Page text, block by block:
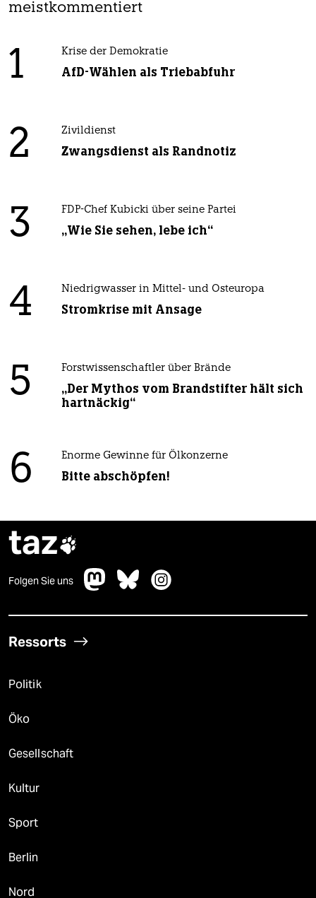
meistkommentiert
1 Krise der Demokratie
AfD-Wählen als Triebabfuhr
2 Zivildienst
Zwangsdienst als Randnotiz
3 FDP-Chef Kubicki über seine Partei
„Wie Sie sehen, lebe ich“
4 Niedrigwasser in Mittel- und Osteuropa
Stromkrise mit Ansage
5 Forstwissenschaftler über Brände
„Der Mythos vom Brandstifter hält sich
hartnäckig“
6 Enorme Gewinne für Ölkonzerne
Bitte abschöpfen!
taz
Folgen Sie uns
Ressorts
Politik
Öko
Gesellschaft
Kultur
Sport
Berlin
Nord